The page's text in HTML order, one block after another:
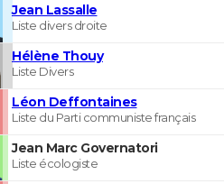
Jean Lassalle
Liste divers droite
Hélène Thouy
Liste Divers
Léon Deffontaines
Liste du Parti communiste français
Jean Marc Governatori
Liste écologiste